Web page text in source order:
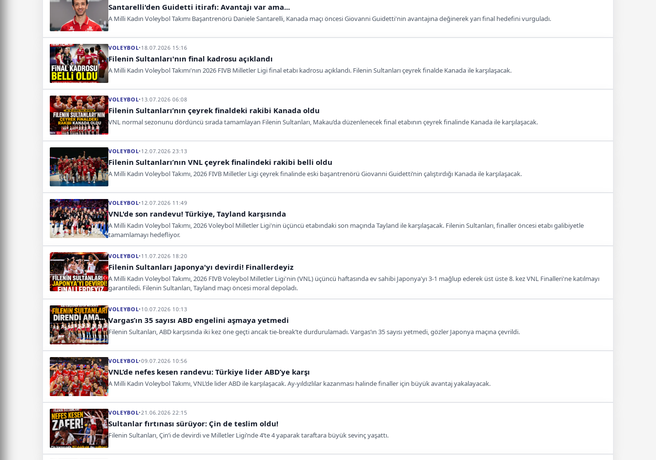
Santarelli'den Guidetti itirafı: Avantajı var ama...
A Milli Kadın Voleybol Takımı Başantrenörü Daniele Santarelli, Kanada maçı öncesi Giovanni Guidetti'nin avantajına değinerek yarı final hedefini vurguladı.
VOLEYBOL•18.07.2026 15:16
Filenin Sultanları'nın final kadrosu açıklandı
A Milli Kadın Voleybol Takımı'nın 2026 FIVB Milletler Ligi final etabı kadrosu açıklandı. Filenin Sultanları çeyrek finalde Kanada ile karşılaşacak.
VOLEYBOL•13.07.2026 06:08
Filenin Sultanları’nın çeyrek finaldeki rakibi Kanada oldu
VNL normal sezonunu dördüncü sırada tamamlayan Filenin Sultanları, Makau’da düzenlenecek final etabının çeyrek finalinde Kanada ile karşılaşacak.
VOLEYBOL•12.07.2026 23:13
Filenin Sultanları’nın VNL çeyrek finalindeki rakibi belli oldu
A Milli Kadın Voleybol Takımı, 2026 FIVB Milletler Ligi çeyrek finalinde eski başantrenörü Giovanni Guidetti’nin çalıştırdığı Kanada ile karşılaşacak.
VOLEYBOL•12.07.2026 11:49
VNL'de son randevu! Türkiye, Tayland karşısında
A Milli Kadın Voleybol Takımı, 2026 Voleybol Milletler Ligi'nin üçüncü etabındaki son maçında Tayland ile karşılaşacak. Filenin Sultanları, finaller öncesi etabı galibiyetle
tamamlamayı hedefliyor.
VOLEYBOL•11.07.2026 18:20
Filenin Sultanları Japonya'yı devirdi! Finallerdeyiz
A Milli Kadın Voleybol Takımı, 2026 FIVB Voleybol Milletler Ligi'nin (VNL) üçüncü haftasında ev sahibi Japonya'yı 3-1 mağlup ederek üst üste 8. kez VNL Finalleri'ne katılmayı
garantiledi. Filenin Sultanları, Tayland maçı öncesi moral depoladı.
VOLEYBOL•10.07.2026 10:13
Vargas’ın 35 sayısı ABD engelini aşmaya yetmedi
Filenin Sultanları, ABD karşısında iki kez öne geçti ancak tie-break’te durdurulamadı. Vargas’ın 35 sayısı yetmedi, gözler Japonya maçına çevrildi.
VOLEYBOL•09.07.2026 10:56
VNL’de nefes kesen randevu: Türkiye lider ABD’ye karşı
A Milli Kadın Voleybol Takımı, VNL’de lider ABD ile karşılaşacak. Ay-yıldızlılar kazanması halinde finaller için büyük avantaj yakalayacak.
VOLEYBOL•21.06.2026 22:15
Sultanlar fırtınası sürüyor: Çin de teslim oldu!
Filenin Sultanları, Çin’i de devirdi ve Milletler Ligi’nde 4’te 4 yaparak taraftara büyük sevinç yaşattı.